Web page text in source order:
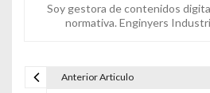
Soy gestora de contenidos
normativa. Enginyers
Navegación de
Anterior Articulo